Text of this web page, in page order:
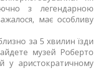
з легендарною
має особливу
за 5 хвилин їзди
музей Роберто
у аристократичному